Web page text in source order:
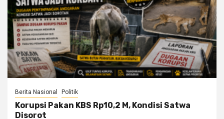
Berita Nasional Politik
Korupsi Pakan KBS Rp10,2 M, Kondisi Satwa
Disorot